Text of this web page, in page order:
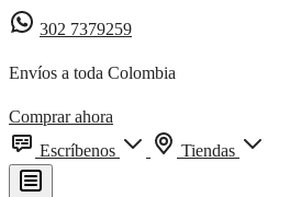
302 7379259
Envíos a toda Colombia
Comprar ahora
Escríbenos
Tiendas